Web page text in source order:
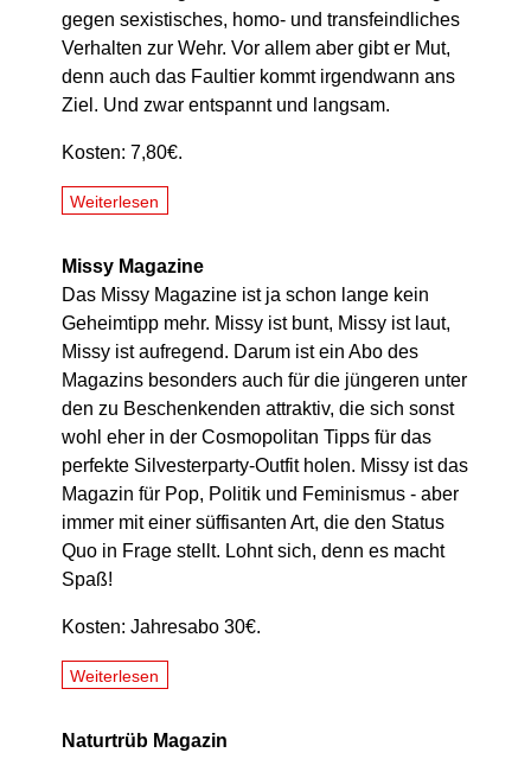
gegen sexistisches, homo- und transfeindliches
Verhalten zur Wehr. Vor allem aber gibt er Mut,
denn auch das Faultier kommt irgendwann ans
Ziel. Und zwar entspannt und langsam.
Kosten: 7,80€.
Weiterlesen
Missy Magazine
Das Missy Magazine ist ja schon lange kein
Geheimtipp mehr. Missy ist bunt, Missy ist laut,
Missy ist aufregend. Darum ist ein Abo des
Magazins besonders auch für die jüngeren unter
den zu Beschenkenden attraktiv, die sich sonst
wohl eher in der Cosmopolitan Tipps für das
perfekte Silvesterparty-Outfit holen. Missy ist das
Magazin für Pop, Politik und Feminismus - aber
immer mit einer süffisanten Art, die den Status
Quo in Frage stellt. Lohnt sich, denn es macht
Spaß!
Kosten: Jahresabo 30€.
Weiterlesen
Naturtrüb Magazin